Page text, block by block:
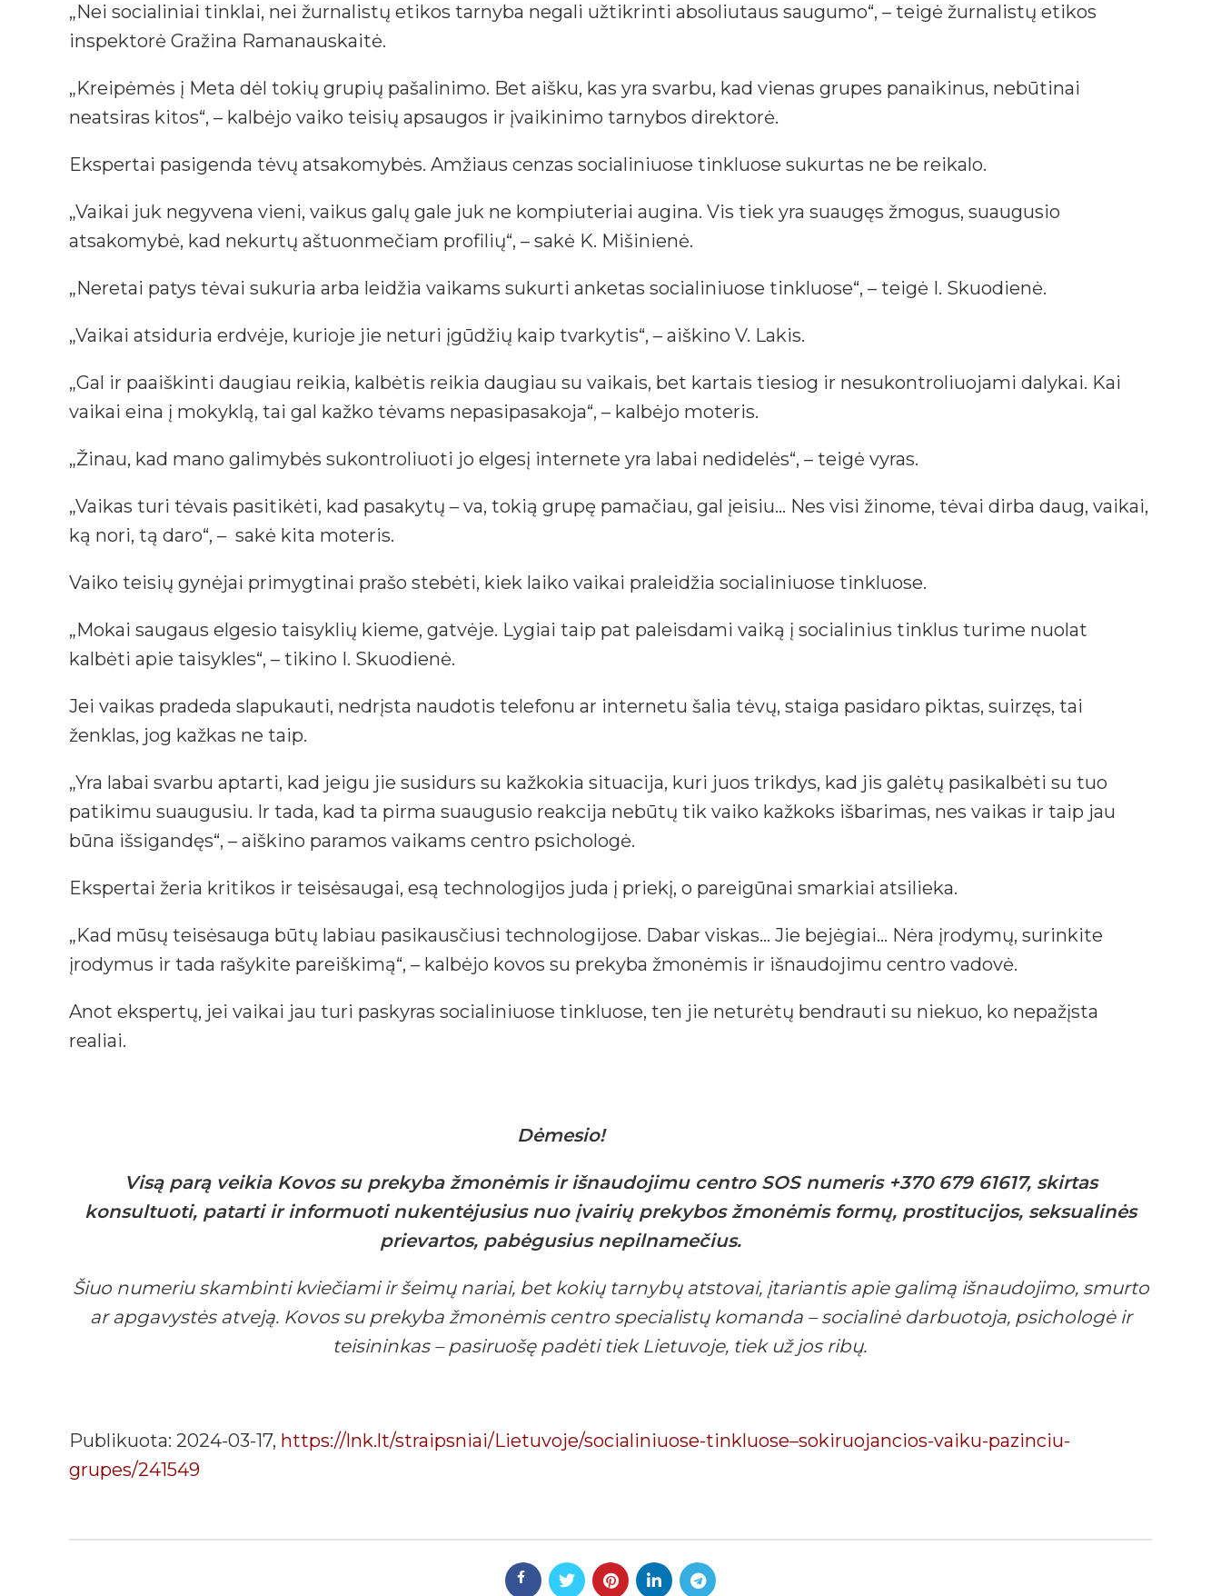
„Nei socialiniai tinklai, nei žurnalistų etikos tarnyba negali užtikrinti absoliutaus saugumo“, – teigė žurnalistų etikos
inspektorė Gražina Ramanauskaitė.
„Kreipėmės į Meta dėl tokių grupių pašalinimo. Bet aišku, kas yra svarbu, kad vienas grupes panaikinus, nebūtinai
neatsiras kitos“, – kalbėjo vaiko teisių apsaugos ir įvaikinimo tarnybos direktorė.
Ekspertai pasigenda tėvų atsakomybės. Amžiaus cenzas socialiniuose tinkluose sukurtas ne be reikalo.
„Vaikai juk negyvena vieni, vaikus galų gale juk ne kompiuteriai augina. Vis tiek yra suaugęs žmogus, suaugusio
atsakomybė, kad nekurtų aštuonmečiam profilių“, – sakė K. Mišinienė.
„Neretai patys tėvai sukuria arba leidžia vaikams sukurti anketas socialiniuose tinkluose“, – teigė I. Skuodienė.
„Vaikai atsiduria erdvėje, kurioje jie neturi įgūdžių kaip tvarkytis“, – aiškino V. Lakis.
„Gal ir paaiškinti daugiau reikia, kalbėtis reikia daugiau su vaikais, bet kartais tiesiog ir nesukontroliuojami dalykai. Kai
vaikai eina į mokyklą, tai gal kažko tėvams nepasipasakoja“, – kalbėjo moteris.
„Žinau, kad mano galimybės sukontroliuoti jo elgesį internete yra labai nedidelės“, – teigė vyras.
„Vaikas turi tėvais pasitikėti, kad pasakytų – va, tokią grupę pamačiau, gal įeisiu… Nes visi žinome, tėvai dirba daug, vaikai,
ką nori, tą daro“, – sakė kita moteris.
Vaiko teisių gynėjai primygtinai prašo stebėti, kiek laiko vaikai praleidžia socialiniuose tinkluose.
„Mokai saugaus elgesio taisyklių kieme, gatvėje. Lygiai taip pat paleisdami vaiką į socialinius tinklus turime nuolat
kalbėti apie taisykles“, – tikino I. Skuodienė.
Jei vaikas pradeda slapukauti, nedrįsta naudotis telefonu ar internetu šalia tėvų, staiga pasidaro piktas, suirzęs, tai
ženklas, jog kažkas ne taip.
„Yra labai svarbu aptarti, kad jeigu jie susidurs su kažkokia situacija, kuri juos trikdys, kad jis galėtų pasikalbėti su tuo
patikimu suaugusiu. Ir tada, kad ta pirma suaugusio reakcija nebūtų tik vaiko kažkoks išbarimas, nes vaikas ir taip jau
būna išsigandęs“, – aiškino paramos vaikams centro psichologė.
Ekspertai žeria kritikos ir teisėsaugai, esą technologijos juda į priekį, o pareigūnai smarkiai atsilieka.
„Kad mūsų teisėsauga būtų labiau pasikausčiusi technologijose. Dabar viskas… Jie bejėgiai… Nėra įrodymų, surinkite
įrodymus ir tada rašykite pareiškimą“, – kalbėjo kovos su prekyba žmonėmis ir išnaudojimu centro vadovė.
Anot ekspertų, jei vaikai jau turi paskyras socialiniuose tinkluose, ten jie neturėtų bendrauti su niekuo, ko nepažįsta
realiai.
Dėmesio!
Visą parą veikia Kovos su prekyba žmonėmis ir išnaudojimu centro SOS numeris +370 679 61617, skirtas
konsultuoti, patarti ir informuoti nukentėjusius nuo įvairių prekybos žmonėmis formų, prostitucijos, seksualinės
prievartos, pabėgusius nepilnamečius.
Šiuo numeriu skambinti kviečiami ir šeimų nariai, bet kokių tarnybų atstovai, įtariantis apie galimą išnaudojimo, smurto
ar apgavystės atveją. Kovos su prekyba žmonėmis centro specialistų komanda – socialinė darbuotoja, psichologė ir
teisininkas – pasiruošę padėti tiek Lietuvoje, tiek už jos ribų.
Publikuota: 2024-03-17, https://lnk.lt/straipsniai/Lietuvoje/socialiniuose-tinkluose–sokiruojancios-vaiku-pazinciu-
grupes/241549